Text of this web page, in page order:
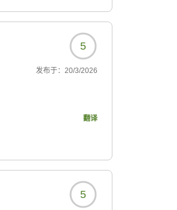
5
发布于： 20/3/2026
翻译
5